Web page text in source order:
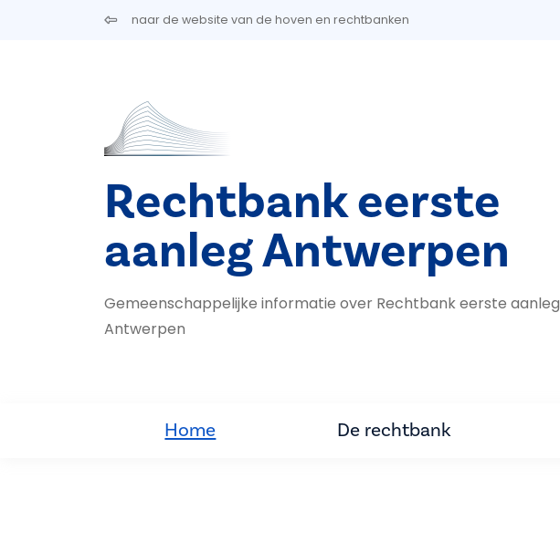
Overslaan en naar de inhoud gaannaar de website van de hoven en rechtbanken
Rechtbank eerste
aanleg Antwerpen
Gemeenschappelijke informatie over Rechtbank eerste aanleg
Antwerpen
Home De rechtbank